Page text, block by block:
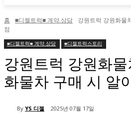
홈 ■디젤트럭■ 계약.상담
강원트럭 강원화물
점
■디젤트럭■ 계약.상담 ■디젤트럭스토리
강원트럭 강원화
화물차 구매 시 알
By YS 디젤 2025년 07월 17일